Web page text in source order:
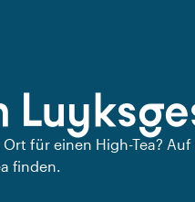
für einen High-Tea?
finden.